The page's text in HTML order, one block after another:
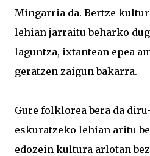
Mingarria da. Bertze
lehian jarraitu beharko
laguntza, ixtantean epea
geratzen zaigun bakarra.
Gure folklorea bera da
eskuratzeko lehian aritu
edozein kultura arlotan